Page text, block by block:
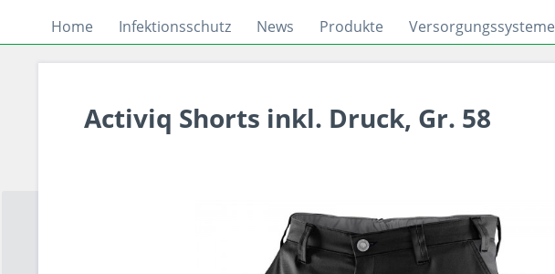
Home Infektionsschutz News Produkte Versorgungssysteme
Activiq Shorts inkl. Druck, Gr. 58